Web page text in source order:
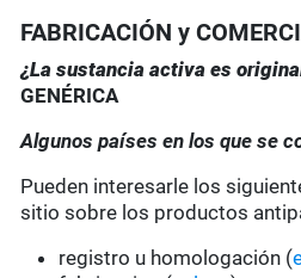
FABRICACIÓN y
¿La sustancia activa es
GENÉRICA
Algunos países en los que se
Pueden interesarle los
sitio sobre los productos
registro u homologación (